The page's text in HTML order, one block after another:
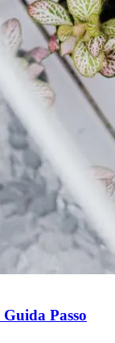
Passo